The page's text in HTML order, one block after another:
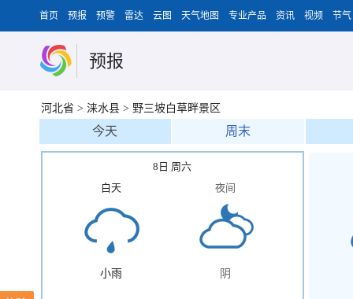
首页 预报 预警 雷达 云图 天气地图 专业产品 资讯 视频 节气
预报
河北省 > 涞水县 > 野三坡白草畔景区
今天 周末
8日 周六
白天
小雨
夜间
阴